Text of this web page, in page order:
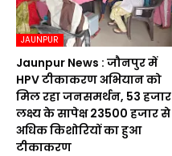
JAUNPUR
Jaunpur News : जौनपुर में
HPV टीकाकरण अभियान को
मिल रहा जनसमर्थन, 53 हजार
लक्ष्य के सापेक्ष 23500 हजार से
अधिक किशोरियों का हुआ
टीकाकरण